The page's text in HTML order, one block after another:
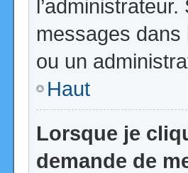
messages dans
ou un
Haut
Lorsque je
demande de